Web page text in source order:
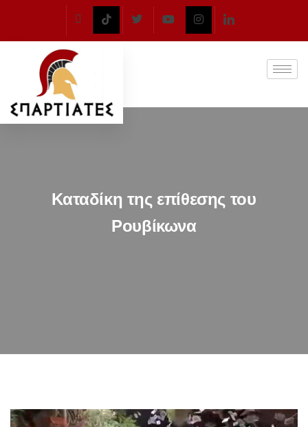
Καταδίκη της επίθεσης του
Ρουβίκωνα